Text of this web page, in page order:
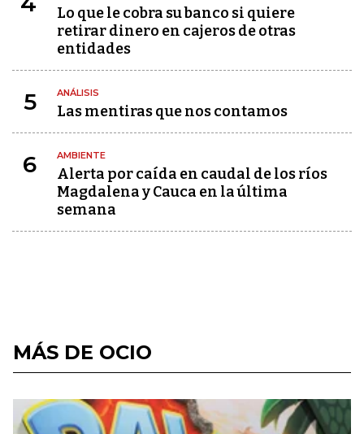
Lo que le cobra su banco si quiere
retirar dinero en cajeros de otras
entidades
5 ANÁLISIS
Las mentiras que nos contamos
6 AMBIENTE
Alerta por caída en caudal de los ríos
Magdalena y Cauca en la última
semana
MÁS DE OCIO